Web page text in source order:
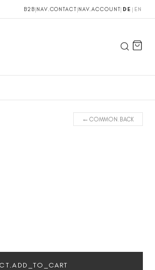
B2B|NAV.CONTACT|NAV.ACCOUNT| DE | EN
←COMMON.BACK